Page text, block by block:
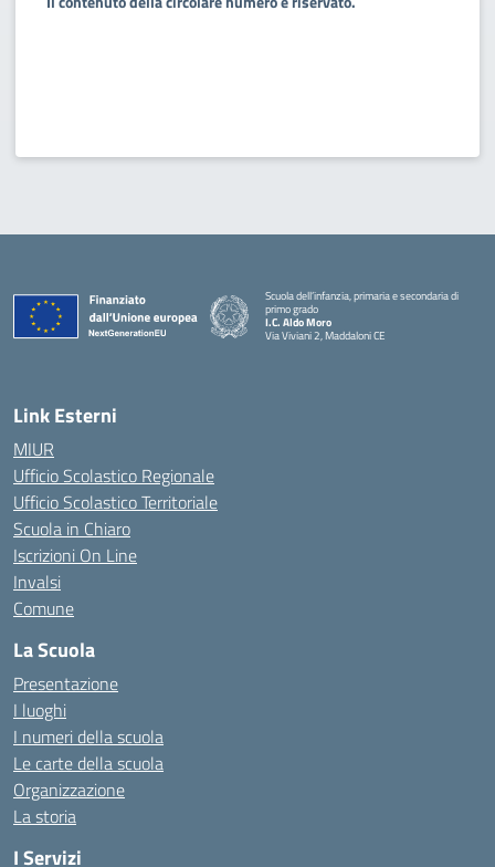
Scuola dell’infanzia, primaria e secondaria di
primo grado
I.C. Aldo Moro
Via Viviani 2, Maddaloni CE
Link Esterni
MIUR
Ufficio Scolastico Regionale
Ufficio Scolastico Territoriale
Scuola in Chiaro
Iscrizioni On Line
Invalsi
Comune
La Scuola
Presentazione
I luoghi
I numeri della scuola
Le carte della scuola
Organizzazione
La storia
I Servizi